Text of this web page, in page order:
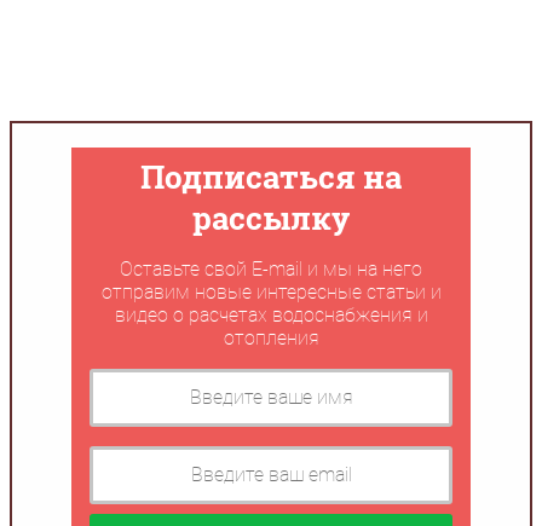
Подписаться на
рассылку
Оставьте свой E-mail и мы на него
отправим новые интересные статьи и
видео о расчетах водоснабжения и
отопления